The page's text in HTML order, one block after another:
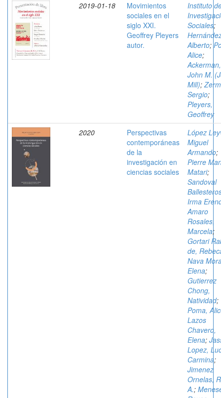
2019-01-18
Movimientos
sociales en el
siglo XXI.
Geoffrey Pleyers
autor.
Instituto
Sociales;
Alberto;
Alice;
Ackerman,
John M.
Mill);
Sergio;
Pleyers,
Geoffrey
2020
Perspectivas
contemporáneas
de la
investigación en
ciencias sociales
López
Miguel
Armando;
Pierre
Matari;
Sandoval
Irma
Amaro
Rosales,
Marcela;
Gortari
de,
Nava
Elena;
Gutierrez
Chong,
Natividad;
Poma,
Lazos
Chavero,
Elena;
Lopez,
Carmina;
Jimenez
Ornelas,
A.;